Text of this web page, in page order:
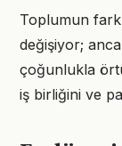
Toplumun
değişiyor;
çoğunlukla
iş birliğini ve